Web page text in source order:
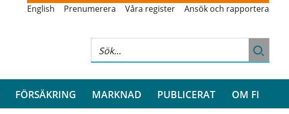
English Prenumerera Våra register Ansök och rapportera
FÖRSÄKRING MARKNAD PUBLICERAT OM FI